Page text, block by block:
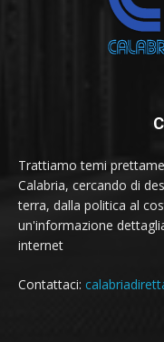
Trattiamo temi
Calabria, cercando di
terra, dalla politica al
un'informazione
internet
Contattaci: